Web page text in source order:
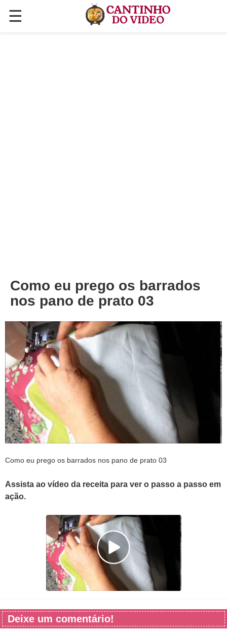
☰
✕
Como eu prego os barrados
nos pano de prato 03
Como eu prego os barrados nos pano de prato 03
Assista ao vídeo da receita para ver o passo a passo em
ação.
Deixe um comentário!